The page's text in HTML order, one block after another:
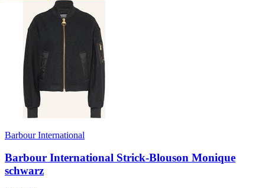
Barbour International
Barbour International Strick-Blouson Monique
schwarz